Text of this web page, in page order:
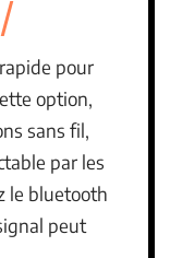
pour
option,
sans fil,
par les
le bluetooth
peut